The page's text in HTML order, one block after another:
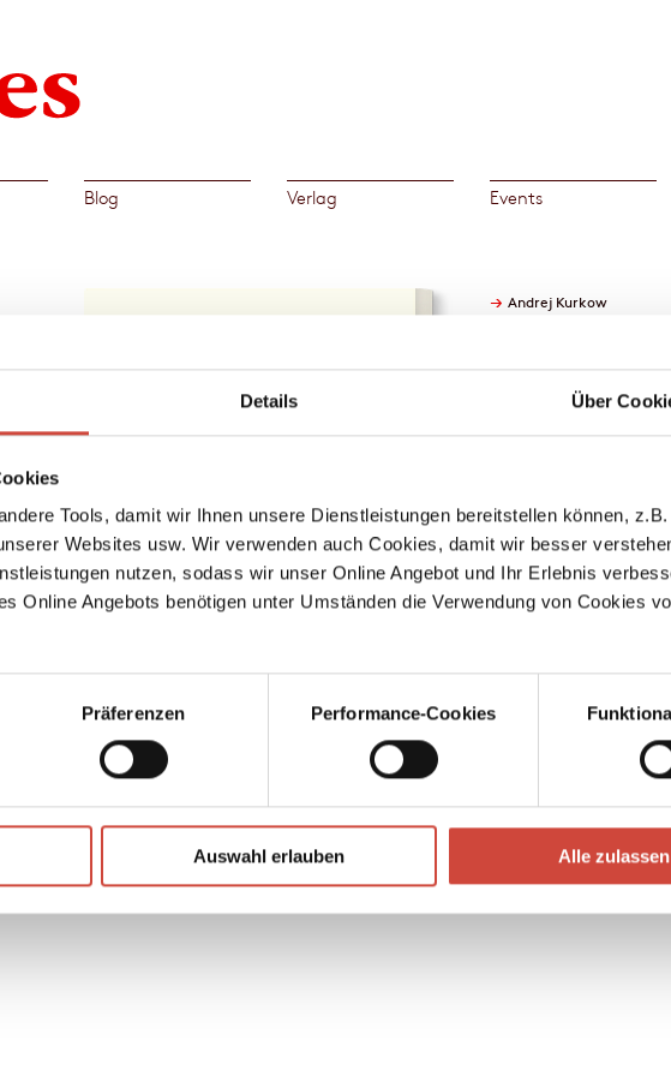
Details Über
Tools, damit wir Ihnen unsere Dienstleistungen bereitstellen können,
Websites usw. Wir verwenden auch Cookies, damit wir besser
nutzen, sodass wir unser Online Angebot und Ihr Erlebnis
Online Angebots benötigen unter Umständen die Verwendung von Cookies
Präferenzen Performance-Cookies
Auswahl erlauben Alle zulassen
Blog Verlag Events
→ Andrej Kurkow